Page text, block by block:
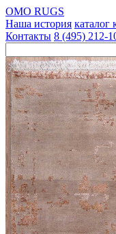
OMO RUGS
Наша история каталог
Контакты 8 (495) 212-